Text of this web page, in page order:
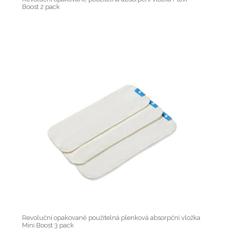
Boost 2 pack
Revoluční opakovaně použitelná plenková absorpční vložka
Mini Boost 3 pack